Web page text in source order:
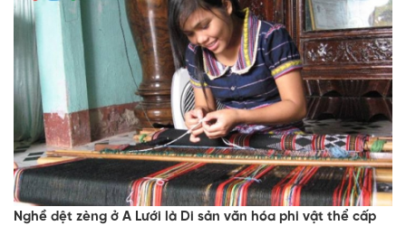
Nghề dệt zèng ở A Lưới là Di sản văn hóa phi vật thể cấp